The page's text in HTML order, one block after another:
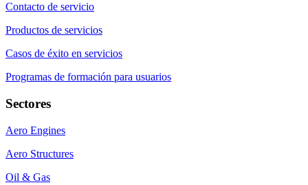
Contacto de servicio
Productos de servicios
Casos de éxito en servicios
Programas de formación para usuarios
Sectores
Aero Engines
Aero Structures
Oil & Gas